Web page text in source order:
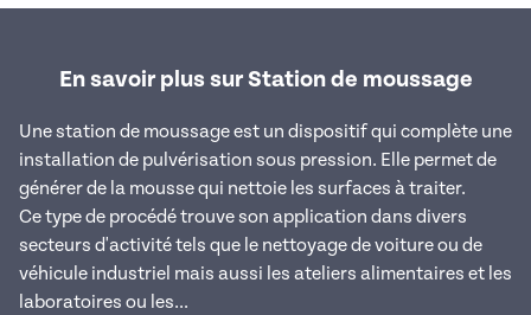
En savoir plus sur Station de moussage
Une station de moussage est un dispositif qui complète une
installation de pulvérisation sous pression. Elle permet de
générer de la mousse qui nettoie les surfaces à traiter.
Ce type de procédé trouve son application dans divers
secteurs d'activité tels que le nettoyage de voiture ou de
véhicule industriel mais aussi les ateliers alimentaires et les
laboratoires ou les...